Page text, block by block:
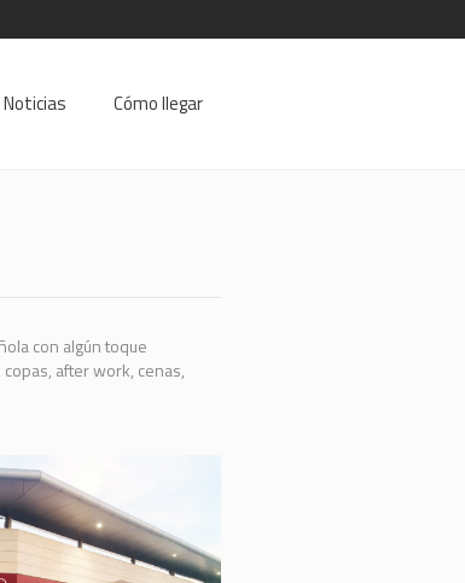
Noticias Cómo llegar
con algún toque
after work, cenas,